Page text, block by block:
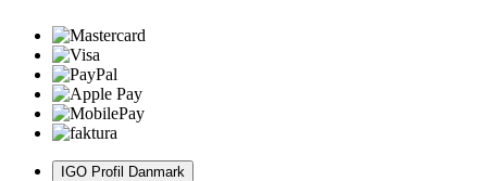
IGO Profil Danmark